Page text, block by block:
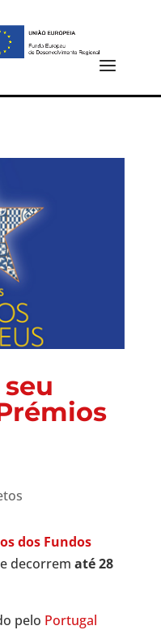
dos Fundos
decorrem até 28
pelo Portugal